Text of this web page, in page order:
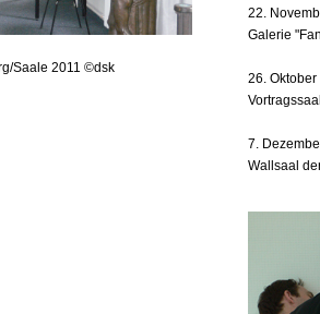
Saale 2011 ©dsk
22.
Galerie
26.
7.
Wallsaal